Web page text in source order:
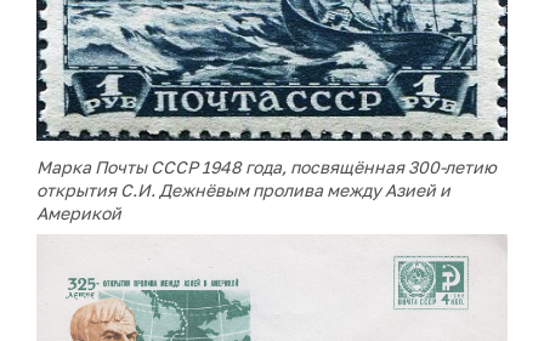
Марка Почты СССР 1948 года, посвящённая 300-летию
открытия С.И. Дежнёвым пролива между Азией и
Америкой